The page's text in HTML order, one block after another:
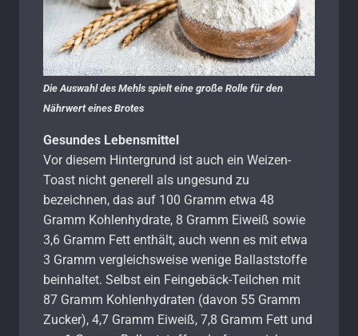
Die Auswahl des Mehls spielt eine große Rolle für den
Nährwert eines Brotes
Gesundes Lebensmittel
Vor diesem Hintergrund ist auch ein Weizen-
Toast nicht generell als ungesund zu
bezeichnen, das auf 100 Gramm etwa 48
Gramm Kohlenhydrate, 8 Gramm Eiweiß sowie
3,6 Gramm Fett enthält, auch wenn es mit etwa
3 Gramm vergleichsweise wenige Ballaststoffe
beinhaltet. Selbst ein Feingebäck-Teilchen mit
87 Gramm Kohlenhydraten (davon 55 Gramm
Zucker), 4,7 Gramm Eiweiß, 7,8 Gramm Fett und